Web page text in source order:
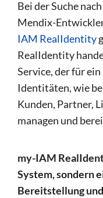
Bei der Suche
Mendix-
IAM RealIdentity
RealIdentity
Service, der für
Identitäten, wie
Kunden, Partner,
managen und
my-IAM
System, sondern
Bereitstellung